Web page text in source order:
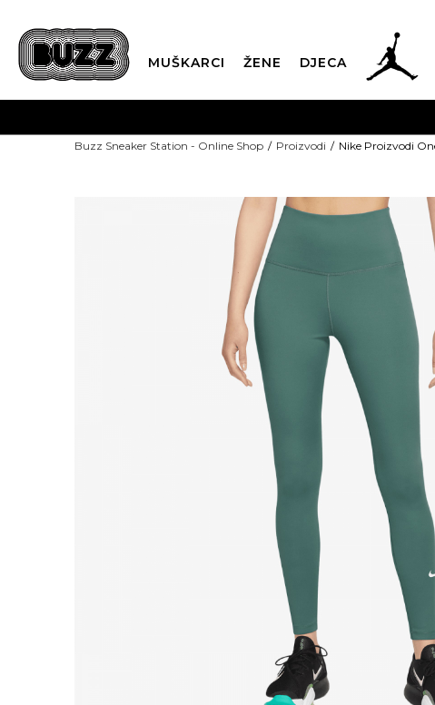
MUŠKARCI ŽENE DJECA
Buzz Sneaker Station - Online Shop Proizvodi Nike Proizvodi